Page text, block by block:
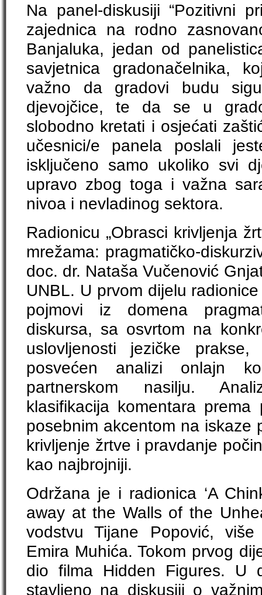
Na panel-diskusiji “Pozitivni
zajednica na rodno
Banjaluka, jedan od
savjetnica gradonačelnika,
važno da gradovi budu
djevojčice, te da se u
slobodno kretati i osjećati
učesnici/e panela poslali
isključeno samo ukoliko svi
upravo zbog toga i važna
nivoa i nevladinog sektora.
Radionicu „Obrasci krivljenja
mrežama: pragmatičko-
doc. dr. Nataša Vučenović
UNBL. U prvom dijelu
pojmovi iz domena
diskursa, sa osvrtom na
uslovljenosti jezičke
posvećen analizi onlajn
partnerskom nasilju.
klasifikacija komentara
posebnim akcentom na iskaze
krivljenje žrtve i pravdanje
kao najbrojniji.
Održana je i radionica ‘A
away at the Walls of the
vodstvu Tijane Popović,
Emira Muhića. Tokom prvog
dio filma Hidden Figures. U
stavljeno na diskusiji o